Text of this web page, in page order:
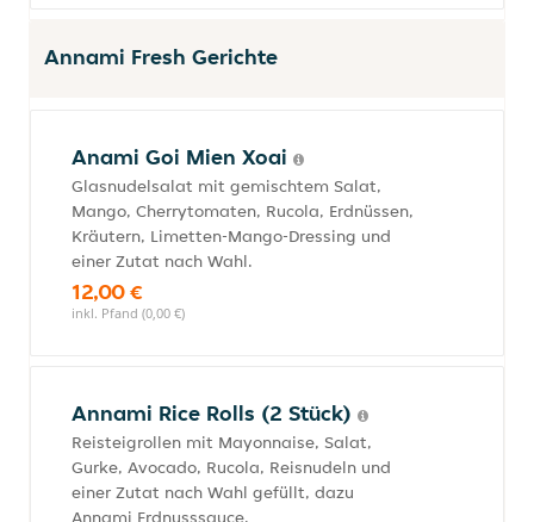
Annami Fresh Gerichte
Anami Goi Mien Xoai
Glasnudelsalat mit gemischtem Salat,
Mango, Cherrytomaten, Rucola, Erdnüssen,
Kräutern, Limetten-Mango-Dressing und
einer Zutat nach Wahl.
12,00 €
inkl. Pfand (0,00 €)
Annami Rice Rolls (2 Stück)
Reisteigrollen mit Mayonnaise, Salat,
Gurke, Avocado, Rucola, Reisnudeln und
einer Zutat nach Wahl gefüllt, dazu
Annami Erdnusssauce.